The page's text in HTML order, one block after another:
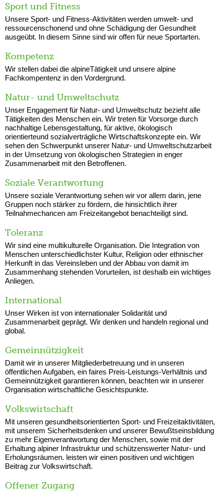
Sport und Fitness
Unsere Sport- und Fitness-Aktivitäten werden umwelt- und
ressourcenschonend und ohne Schädigung der Gesundheit
ausgeübt. In diesem Sinne sind wir offen für neue Sportarten.
Kompetenz
Wir stellen dabei die alpineTätigkeit und unsere alpine
Fachkompentenz in den Vordergrund.
Natur- und Umweltschutz
Unser Engagement für Natur- und Umweltschutz bezieht alle
Tätigkeiten des Menschen ein. Wir treten für Vorsorge durch
nachhaltige Lebensgestaltung, für aktive, ökologisch
orientierteund sozialverträgliche Wirtschaftskonzepte ein. Wir
sehen den Schwerpunkt unserer Natur- und Umweltschutzarbeit
in der Umsetzung von ökologischen Strategien in enger
Zusammenarbeit mit den Betroffenen.
Soziale Verantwortung
Unsere soziale Verantwortung sehen wir vor allem darin, jene
Gruppen noch stärker zu fördern, die hinsichtlich ihrer
Teilnahmechancen am Freizeitangebot benachteiligt sind.
Toleranz
Wir sind eine multikulturelle Organisation. Die Integration von
Menschen unterschiedlichster Kultur, Religion oder ethnischer
Herkunft in das Vereinsleben und der Abbau von damit im
Zusammenhang stehenden Vorurteilen, ist deshalb ein wichtiges
Anliegen.
International
Unser Wirken ist von internationaler Solidarität und
Zusammenarbeit geprägt. Wir denken und handeln regional und
global.
Gemeinnützigkeit
Damit wir in unserer Mitgliederbetreuung und in unseren
öffentlichen Aufgaben, ein faires Preis-Leistungs-Verhältnis und
Gemeinnützigkeit garantieren können, beachten wir in unserer
Organisation wirtschaftliche Gesichtspunkte.
Volkswirtschaft
Mit unseren gesundheitsorientierten Sport- und Freizeitaktivitäten,
mit unserem Sicherheitsdenken und unserer Bewußtseinsbildung
zu mehr Eigenverantwortung der Menschen, sowie mit der
Erhaltung alpiner Infrastruktur und schützenswerter Natur- und
Erholungsräumen. leisten wir einen positiven und wichtigen
Beitrag zur Volkswirtschaft.
Offener Zugang